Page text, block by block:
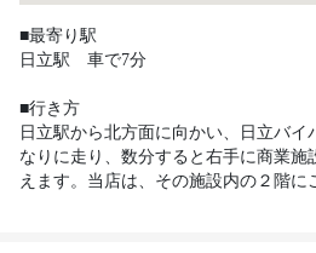
■最寄り駅
日立駅　車で7分
■行き方
日立駅から北方面に向かい、日立バイ
なりに走り、数分すると右手に商業施